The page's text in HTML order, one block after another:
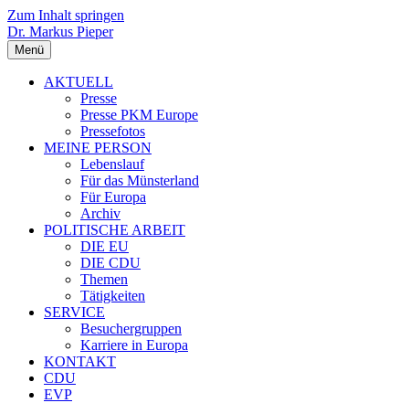
Zum Inhalt springen
Dr. Markus Pieper
Menü
AKTUELL
Presse
Presse PKM Europe
Pressefotos
MEINE PERSON
Lebenslauf
Für das Münsterland
Für Europa
Archiv
POLITISCHE ARBEIT
DIE EU
DIE CDU
Themen
Tätigkeiten
SERVICE
Besuchergruppen
Karriere in Europa
KONTAKT
CDU
EVP